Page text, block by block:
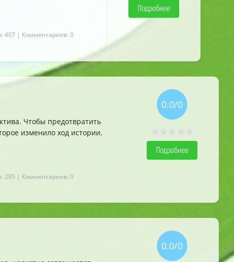
407 | Комментариев: 0
Подробнее
Чтобы предотвратить
изменило ход истории.
295 | Комментариев: 0
0.0/0
Подробнее
0.0/0